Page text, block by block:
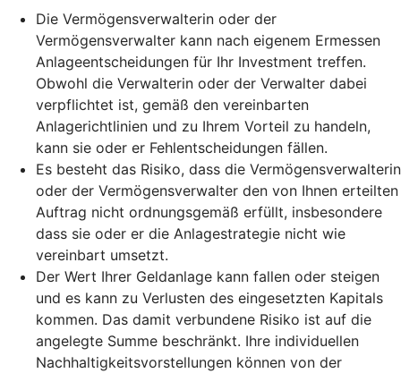
Die Vermögensverwalterin oder der
Vermögensverwalter kann nach eigenem Ermessen
Anlageentscheidungen für Ihr Investment treffen.
Obwohl die Verwalterin oder der Verwalter dabei
verpflichtet ist, gemäß den vereinbarten
Anlagerichtlinien und zu Ihrem Vorteil zu handeln,
kann sie oder er Fehlentscheidungen fällen.
Es besteht das Risiko, dass die Vermögensverwalterin
oder der Vermögensverwalter den von Ihnen erteilten
Auftrag nicht ordnungsgemäß erfüllt, insbesondere
dass sie oder er die Anlagestrategie nicht wie
vereinbart umsetzt.
Der Wert Ihrer Geldanlage kann fallen oder steigen
und es kann zu Verlusten des eingesetzten Kapitals
kommen. Das damit verbundene Risiko ist auf die
angelegte Summe beschränkt. Ihre individuellen
Nachhaltigkeitsvorstellungen können von der